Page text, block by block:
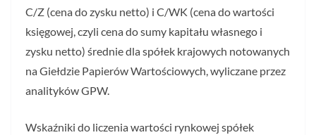
C/Z (cena do zysku netto) i C/WK (cena do wartości
księgowej, czyli cena do sumy kapitału własnego i
zysku netto) średnie dla spółek krajowych notowanych
na Giełdzie Papierów Wartościowych, wyliczane przez
analityków GPW.
Wskaźniki do liczenia wartości rynkowej spółek